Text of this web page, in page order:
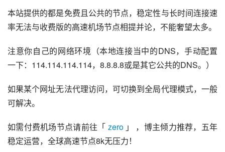
本站提供的都是免费且公共的节点，稳定性与长时间连接速
率无法与收费版的高速机场节点相提并论，不能奢望太多。
注意你自己的网络环境（本地连接当中的DNS，手动配置
一下：114.114.114.114，8.8.8.8或是其它公共的DNS。）
如果某个网址无法代理访问，可切换到全局代理模式，一般
可解决。
如需付费机场节点请前往「 zero 」 ，博主倾力推荐，五年
稳定运营，全球高速节点8k无压力！